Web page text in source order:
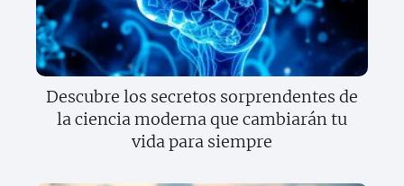
Descubre los secretos sorprendentes de
la ciencia moderna que cambiarán tu
vida para siempre